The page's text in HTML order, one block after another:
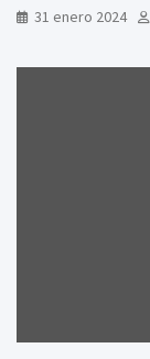
31 enero 2024